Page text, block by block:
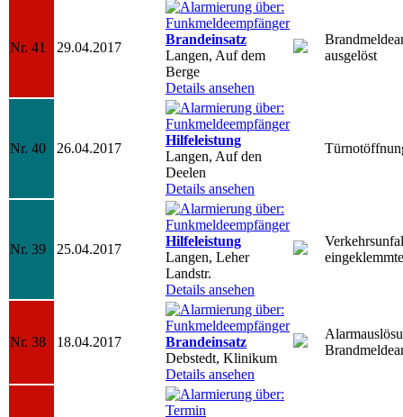
Nr. 41 29.04.2017
Brandeinsatz
Langen, Auf dem
Berge
Details ansehen
ausgelöst
Nr. 40 26.04.2017
Hilfeleistung
Langen, Auf den
Deelen
Details ansehen
Nr. 39 25.04.2017
Hilfeleistung
Langen, Leher
Landstr.
Details ansehen
Nr. 38 18.04.2017
Brandeinsatz
Debstedt, Klinikum
Details ansehen